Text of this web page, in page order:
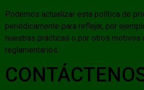
Podemos actualizar esta política de
periódicamente para reflejar, por
nuestras prácticas o por otros motivos
reglamentarios.